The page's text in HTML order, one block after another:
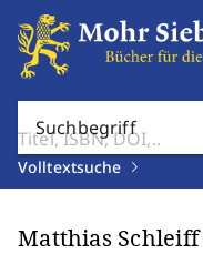
Suchbegriff
Volltextsuche
Matthias Schleiff